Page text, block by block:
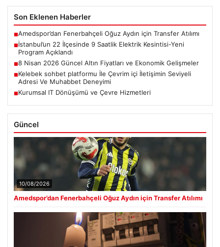
Son Eklenen Haberler
■Amedspor’dan Fenerbahçeli Oğuz Aydın için Transfer Atılımı
■İstanbul’un 22 İlçesinde 9 Saatlik Elektrik Kesintisi-Yeni
Program Açıklandı
■8 Nisan 2026 Güncel Altın Fiyatları ve Ekonomik Gelişmeler
■Kelebek sohbet platformu İle Çevrim içi İletişimin Seviyeli
Adresi Ve Muhabbet Deneyimi
■Kurumsal IT Dönüşümü ve Çevre Hizmetleri
Güncel
10/08/2026
Amedspor’dan Fenerbahçeli Oğuz Aydın için Transfer Atılımı